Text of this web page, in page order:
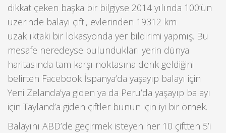
dikkat çeken başka bir bilgiyse 2014 yılında 100’ün
üzerinde balayı çifti, evlerinden 19312 km
uzaklıktaki bir lokasyonda yer bildirimi yapmış. Bu
mesafe neredeyse bulundukları yerin dünya
haritasında tam karşı noktasına denk geldiğini
belirten Facebook İspanya’da yaşayıp balayı için
Yeni Zelanda’ya giden ya da Peru’da yaşayıp balayı
için Tayland’a giden çiftler bunun için iyi bir örnek.
Balayını ABD’de geçirmek isteyen her 10 çiftten 5’i